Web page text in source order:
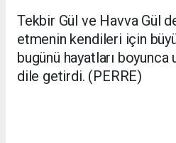
Tekbir Gül ve Havva Gül
etmenin kendileri için
bugünü hayatları boyunca
dile getirdi. (PERRE)